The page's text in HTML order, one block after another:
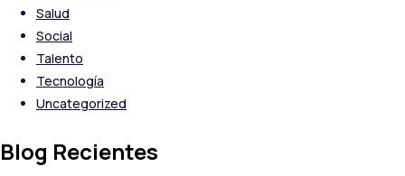
Salud
Social
Talento
Tecnología
Uncategorized
Blog Recientes